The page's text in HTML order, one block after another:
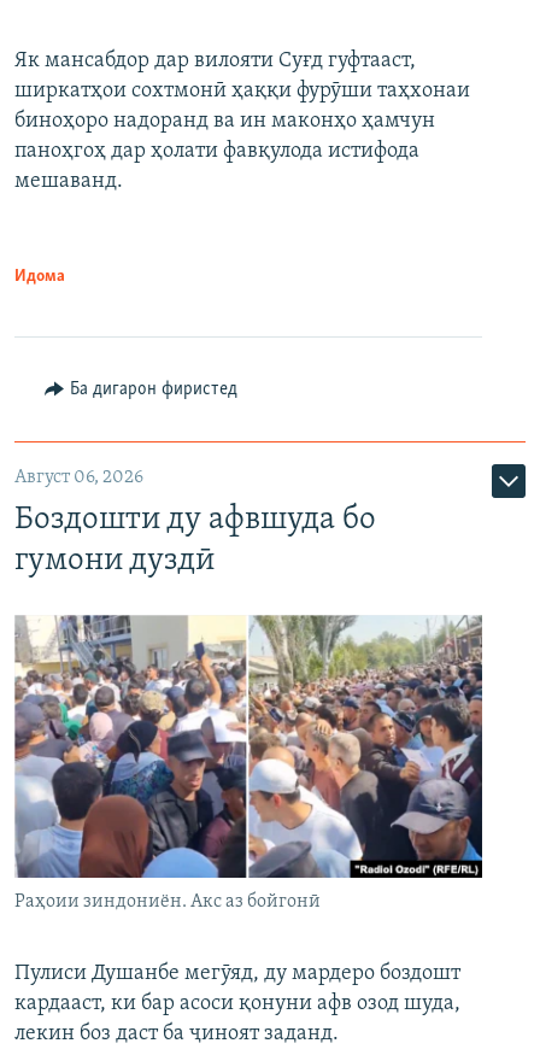
Як мансабдор дар вилояти Суғд гуфтааст,
ширкатҳои сохтмонӣ ҳаққи фурӯши таҳхонаи
биноҳоро надоранд ва ин маконҳо ҳамчун
паноҳгоҳ дар ҳолати фавқулода истифода
мешаванд.
Идома
Ба дигарон фиристед
Август 06, 2026
Боздошти ду афвшуда бо
гумони дуздӣ
Раҳоии зиндониён. Акс аз бойгонӣ
Пулиси Душанбе мегӯяд, ду мардеро боздошт
кардааст, ки бар асоси қонуни афв озод шуда,
лекин боз даст ба ҷиноят заданд.